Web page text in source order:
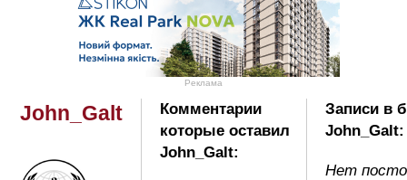
Реклама
John_Galt
Комментарии
которые оставил
John_Galt:
Записи в
John_Galt:
Нет